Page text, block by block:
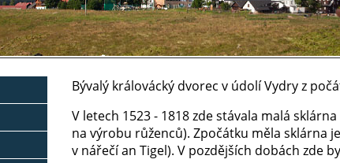
Bývalý královácký dvorec v údolí Vydry z
V letech 1523 - 1818 zde stávala malá
na výrobu růženců). Zpočátku měla sklárna
v nářečí an Tigel). V pozdějších dobách zde